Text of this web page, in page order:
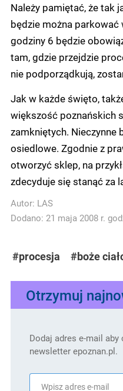
Należy pamiętać, że tak
będzie można parkować
godziny 6 będzie
tam, gdzie przejdzie
nie podporządkują,
Jak w każde święto,
większość poznańskich
zamkniętych. Nieczynne
osiedlowe. Zgodnie z
otworzyć sklep, na
zdecyduje się stanąć za
Autor: LAS
Dodano: 21 maja 2008 r.
#procesja #boże
Otrzymuj
Dodaj adres e-mail
newsletter epoznan.pl.